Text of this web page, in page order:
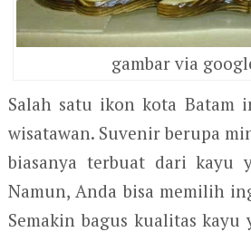
gambar via
Salah satu ikon kota Batam
wisatawan. Suvenir berupa
biasanya terbuat dari kayu
Namun, Anda bisa memilih
Semakin bagus kualitas kayu